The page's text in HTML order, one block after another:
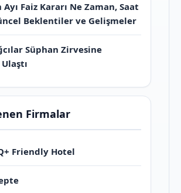
Ayı Faiz Kararı Ne Zaman, Saat
Beklentiler ve Gelişmeler
Süphan Zirvesine
Firmalar
Friendly Hotel